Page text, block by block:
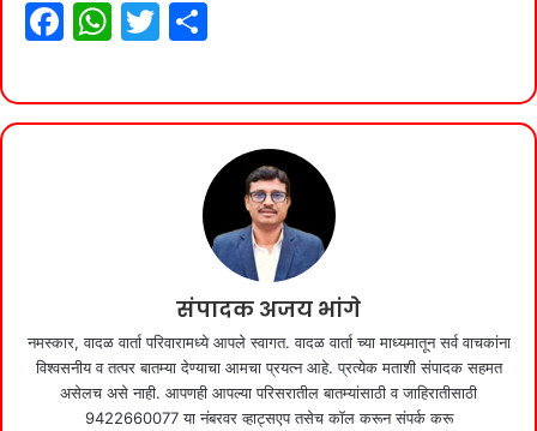
F
c
e
W
at
s
T
itt
er
ar
e
संपादक अजय भांगे
नमस्कार, वादळ वार्ता परिवारामध्ये आपले स्वागत. वादळ वार्ता च्या माध्यमातून सर्व वाचकांना
विश्वसनीय व तत्पर बातम्या देण्याचा आमचा प्रयत्न आहे. प्रत्येक मताशी संपादक सहमत
असेलच असे नाही. आपणही आपल्या परिसरातील बातम्यांसाठी व जाहिरातीसाठी
9422660077 या नंबरवर व्हाट्सएप तसेच कॉल करून संपर्क करू